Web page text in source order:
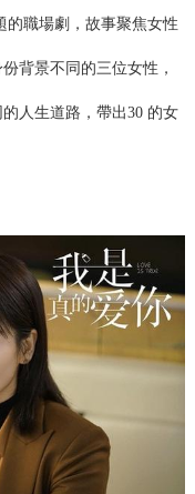
職場劇，故事聚焦女性
背景不同的三位女性，
人生道路，帶出30 的女